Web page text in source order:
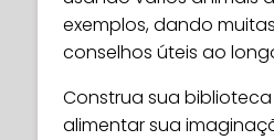
exemplos, dando
conselhos úteis ao
Construa sua
alimentar sua